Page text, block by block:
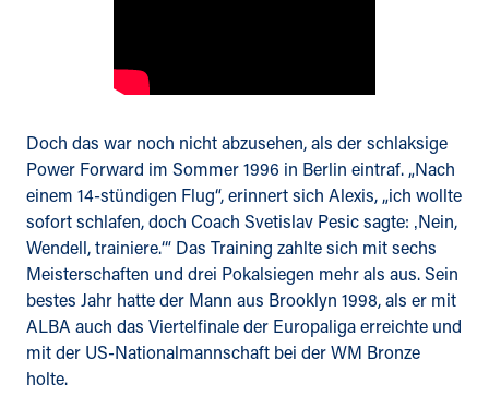
Doch das war noch nicht abzusehen, als der schlaksige
Power Forward im Sommer 1996 in Berlin eintraf. „Nach
einem 14-stündigen Flug“, erinnert sich Alexis, „ich wollte
sofort schlafen, doch Coach Svetislav Pesic sagte: ‚Nein,
Wendell, trainiere.‘“ Das Training zahlte sich mit sechs
Meisterschaften und drei Pokalsiegen mehr als aus. Sein
bestes Jahr hatte der Mann aus Brooklyn 1998, als er mit
ALBA auch das Viertelfinale der Europaliga erreichte und
mit der US-Nationalmannschaft bei der WM Bronze
holte.